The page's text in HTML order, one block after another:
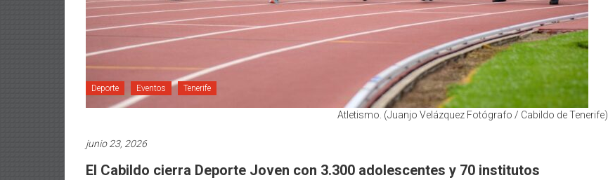
Deporte Eventos Tenerife
Atletismo. (Juanjo Velázquez Fotógrafo / Cabildo de Tenerife)
junio 23, 2026
El Cabildo cierra Deporte Joven con 3.300 adolescentes y 70 institutos